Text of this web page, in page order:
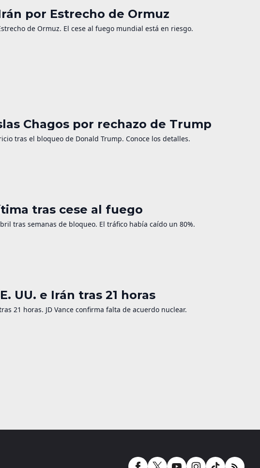
por Estrecho de Ormuz
de Ormuz. El cese al fuego mundial está en riesgo.
Chagos por rechazo de Trump
tras el bloqueo de Donald Trump. Conoce los detalles.
tras cese al fuego
tras semanas de bloqueo. El tráfico había caído un 80%.
UU. e Irán tras 21 horas
21 horas. JD Vance confirma falta de acuerdo nuclear.